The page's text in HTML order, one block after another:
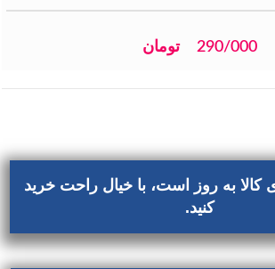
290/000 تومان
به روز است، با خیال راحت خرید
کنید.